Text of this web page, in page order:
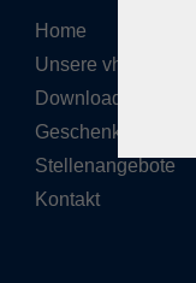
Home
Unsere vhs
Downloads
Geschenkgutschein
Stellenangebote
Kontakt